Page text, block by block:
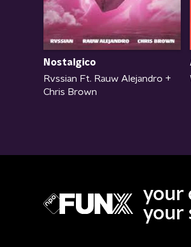
Nostalgico
Rvssian Ft. Rauw Alejandro +
Chris Brown
your
your